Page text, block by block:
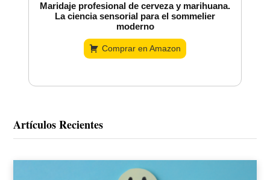
Maridaje profesional de cerveza y marihuana.
La ciencia sensorial para el sommelier
moderno
Comprar en Amazon
Artículos Recientes